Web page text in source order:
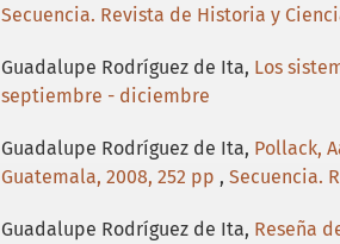
Secuencia. Revista de Historia y
Guadalupe Rodríguez de Ita, Los
septiembre - diciembre
Guadalupe Rodríguez de Ita, Pollack,
Guatemala, 2008, 252 pp , Secuencia.
Guadalupe Rodríguez de Ita, Reseña